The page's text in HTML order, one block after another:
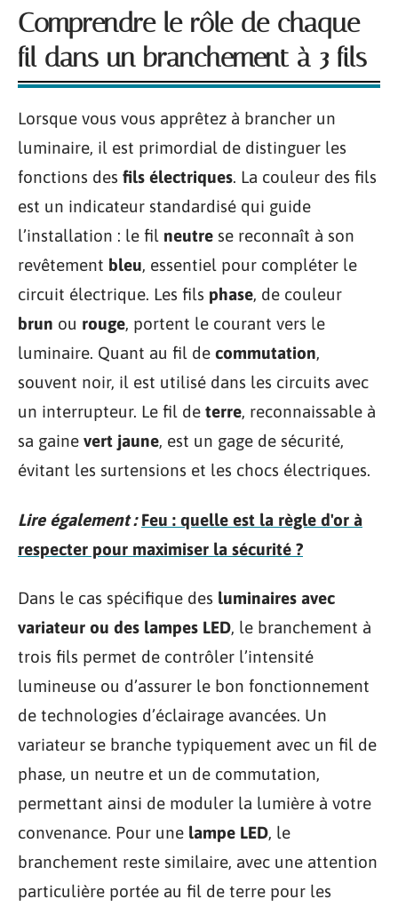
Comprendre le rôle de chaque
fil dans un branchement à 3 fils
Lorsque vous vous apprêtez à brancher un
luminaire, il est primordial de distinguer les
fonctions des fils électriques. La couleur des fils
est un indicateur standardisé qui guide
l’installation : le fil neutre se reconnaît à son
revêtement bleu, essentiel pour compléter le
circuit électrique. Les fils phase, de couleur
brun ou rouge, portent le courant vers le
luminaire. Quant au fil de commutation,
souvent noir, il est utilisé dans les circuits avec
un interrupteur. Le fil de terre, reconnaissable à
sa gaine vert jaune, est un gage de sécurité,
évitant les surtensions et les chocs électriques.
Lire également : Feu : quelle est la règle d'or à
respecter pour maximiser la sécurité ?
Dans le cas spécifique des luminaires avec
variateur ou des lampes LED, le branchement à
trois fils permet de contrôler l’intensité
lumineuse ou d’assurer le bon fonctionnement
de technologies d’éclairage avancées. Un
variateur se branche typiquement avec un fil de
phase, un neutre et un de commutation,
permettant ainsi de moduler la lumière à votre
convenance. Pour une lampe LED, le
branchement reste similaire, avec une attention
particulière portée au fil de terre pour les